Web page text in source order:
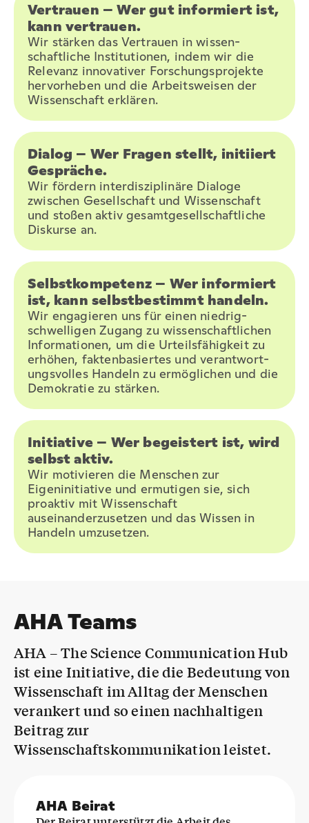
Vertrauen – Wer gut informiert ist,
kann vertrauen.
Wir stärken das Vertrauen in wissen-
schaftliche Institutionen, indem wir die
Relevanz innovativer Forschungsprojekte
hervorheben und die Arbeitsweisen der
Wissenschaft erklären.
Dialog – Wer Fragen stellt, initiiert
Gespräche.
Wir fördern interdisziplinäre Dialoge
zwischen Gesellschaft und Wissenschaft
und stoßen aktiv gesamtgesellschaftliche
Diskurse an.
Selbstkompetenz – Wer informiert
ist, kann selbstbestimmt handeln.
Wir engagieren uns für einen niedrig-
schwelligen Zugang zu wissenschaftlichen
Informationen, um die Urteilsfähigkeit zu
erhöhen, faktenbasiertes und verantwort-
ungsvolles Handeln zu ermöglichen und die
Demokratie zu stärken.
Initiative – Wer begeistert ist, wird
selbst aktiv.
Wir motivieren die Menschen zur
Eigeninitiative und ermutigen sie, sich
proaktiv mit Wissenschaft
auseinanderzusetzen und das Wissen in
Handeln umzusetzen.
AHA Teams
AHA – The Science Communication Hub
ist eine Initiative, die die Bedeutung von
Wissenschaft im Alltag der Menschen
verankert und so einen nachhaltigen
Beitrag zur
Wissenschaftskommunikation leistet.
AHA Beirat